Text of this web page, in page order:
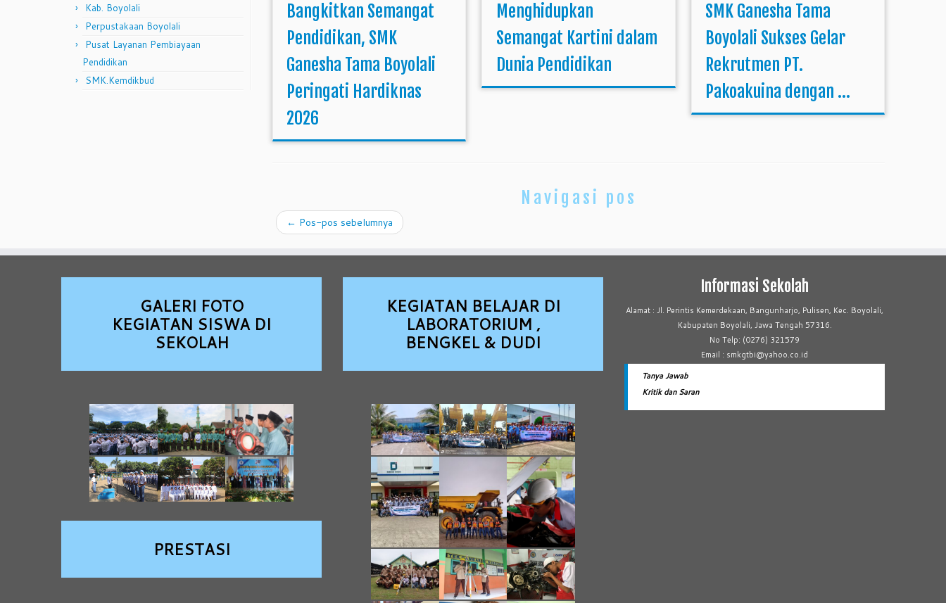
Kab. Boyolali
Perpustakaan Boyolali
Pusat Layanan Pembiayaan
Pendidikan
SMK.Kemdikbud
Bangkitkan Semangat
Pendidikan, SMK
Ganesha Tama Boyolali
Peringati Hardiknas
2026
Menghidupkan
Semangat Kartini dalam
Dunia Pendidikan
SMK Ganesha Tama
Boyolali Sukses Gelar
Rekrutmen PT.
Pakoakuina dengan ...
Navigasi pos
← Pos-pos sebelumnya
GALERI FOTO
KEGIATAN SISWA DI
SEKOLAH
PRESTASI
KEGIATAN BELAJAR DI
LABORATORIUM ,
BENGKEL & DUDI
Informasi Sekolah
Alamat : Jl. Perintis Kemerdekaan, Bangunharjo, Pulisen, Kec. Boyolali,
Kabupaten Boyolali, Jawa Tengah 57316.
No Telp: (0276) 321579
Email : smkgtbi@yahoo.co.id
Tanya Jawab
Kritik dan Saran